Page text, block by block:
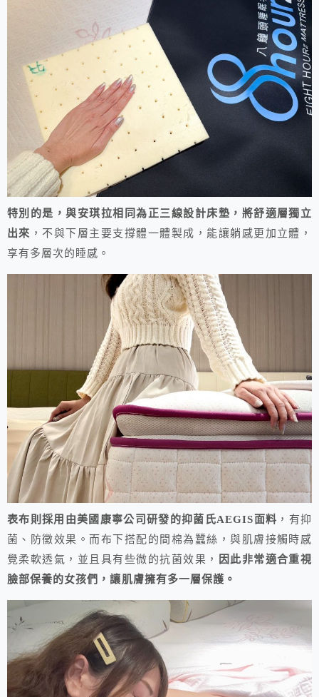
特別的是，與安琪拉相同為正三線設計床墊，將舒適層獨立
出來 ，不與下層主要支撐體一體製成，能讓躺感更加立體，
享有多層次的睡感。
表布則採用由美國康寧公司研發的抑菌氏AEGIS面料 ，有抑
菌、防黴效果。而布下搭配的間棉為蠶絲，與肌膚接觸時感
覺柔軟透氣，並且具有些微的抗菌效果，
因此非常適合重視
臉部保養的女孩們，讓肌膚擁有多一層保護。